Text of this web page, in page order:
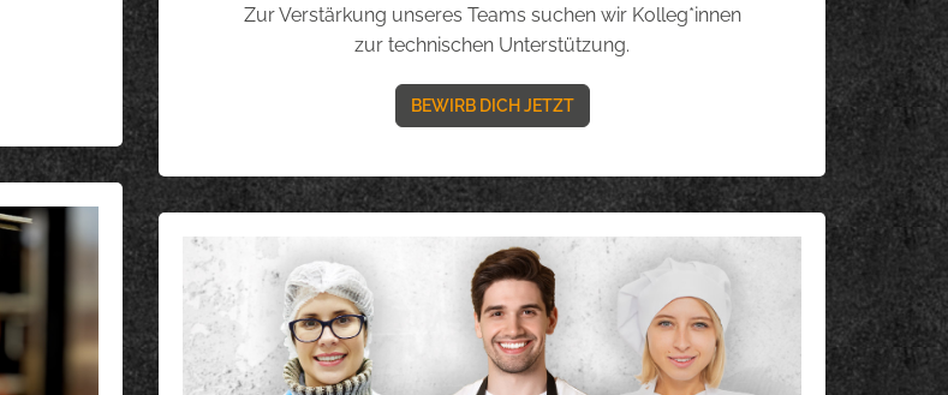
Zur Verstärkung unseres Teams suchen wir Kolleg*innen
zur technischen Unterstützung.
BEWIRB DICH JETZT